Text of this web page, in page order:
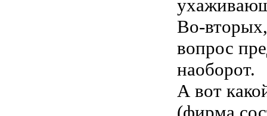
Во-
вопрос
наоборот.
А вот